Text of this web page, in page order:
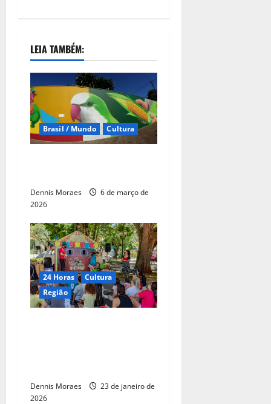
LEIA TAMBÉM:
Brasil / Mundo Cultura
Dennis Moraes
6 de março de
2026
24 Horas
Cultura
Região
Dennis Moraes
23 de janeiro de
2026